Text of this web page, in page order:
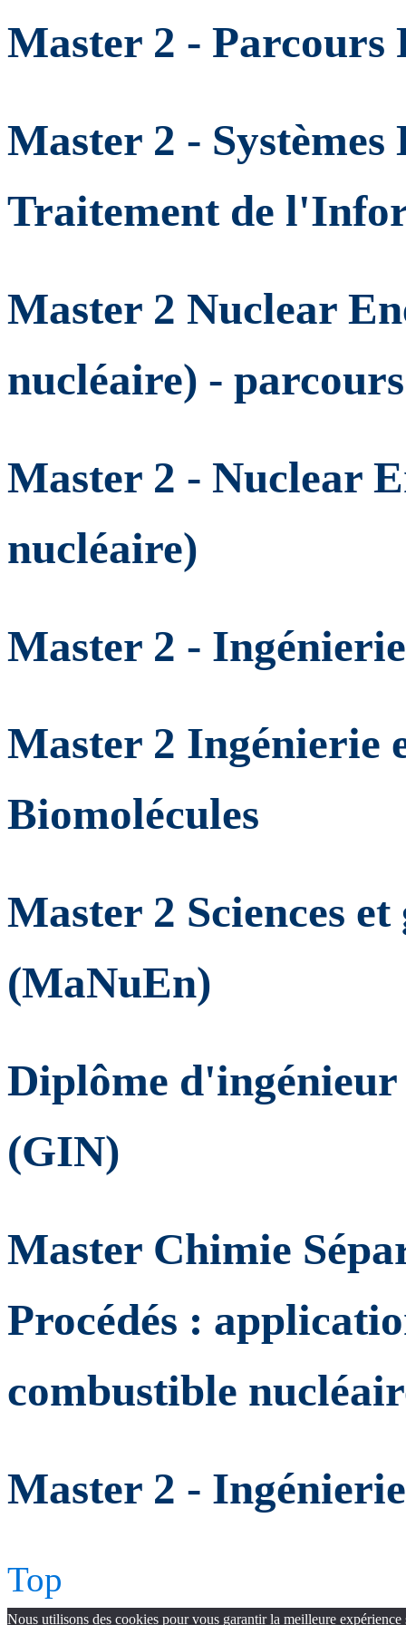
Master 2 - Parcours
Master 2 - Systèmes
Traitement de
Master 2 Nuclear
nucléaire) -
Master 2 - Nuclear
nucléaire)
Master 2 -
Master 2 Ingénierie
Biomolécules
Master 2 Sciences
(MaNuEn)
Diplôme d'ingénieur
(GIN)
Master Chimie
Procédés :
combustible
Master 2 -
Top
Nous utilisons des cookies pour vous garantir la meilleure expérience